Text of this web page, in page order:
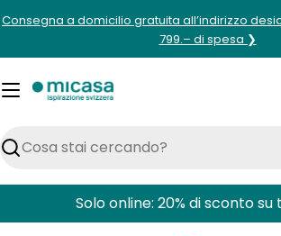
contenuto
Consegna a domicilio gratuita all’indirizzo
799.– di spesa ❯
Cerca
Solo online: 20% di sconto